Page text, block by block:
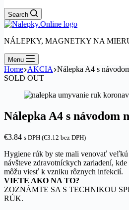
Search
NÁLEPKY, MAGNETKY NA
Menu
Home AKCIA Nálepka A4 s
SOLD OUT
Nálepka A4 s návodom
€3.84 s DPH (€3.12 bez DPH)
Hygiene rúk by ste mali venovať
návšteve zdravotníckych zariadení,
môžu viesť k vzniku rôznych infekcií.
VIETE AKO NA TO?
ZOZNÁMTE SA S TECHNIKOU
RÚK.